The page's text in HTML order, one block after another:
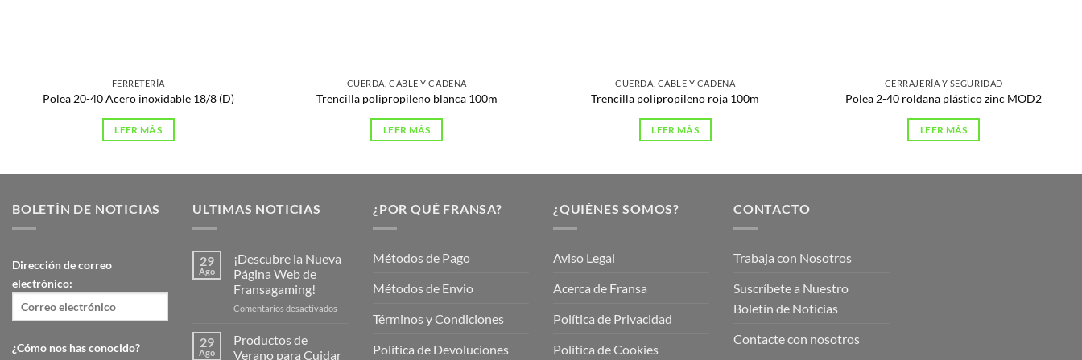
FERRETERÍA
Polea 20-40 Acero inoxidable 18/8 (D)
LEER MÁS
CUERDA, CABLE Y CADENA
Trencilla polipropileno blanca 100m
LEER MÁS
CUERDA, CABLE Y CADENA
Trencilla polipropileno roja 100m
LEER MÁS
CERRAJERÍA Y SEGURIDAD
Polea 2-40 roldana plástico zinc MOD2
LEER MÁS
BOLETÍN DE NOTICIAS
Dirección de correo
electrónico:
¿Cómo nos has conocido?
ULTIMAS NOTICIAS
29
Ago
¡Descubre la Nueva
Página Web de
Fransagaming!
Comentarios desactivados
29
Ago
Productos de
Verano para Cuidar
¿POR QUÉ FRANSA?
Métodos de Pago
Métodos de Envio
Términos y Condiciones
Política de Devoluciones
¿QUIÉNES SOMOS?
Aviso Legal
Acerca de Fransa
Política de Privacidad
Política de Cookies
CONTACTO
Trabaja con Nosotros
Suscríbete a Nuestro
Boletín de Noticias
Contacte con nosotros